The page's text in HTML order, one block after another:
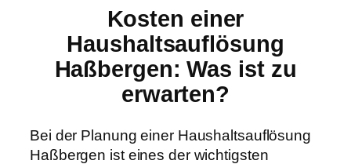
Kosten einer
Haushaltsauflösung
Haßbergen: Was ist zu
erwarten?
Bei der Planung einer Haushaltsauflösung
Haßbergen ist eines der wichtigsten